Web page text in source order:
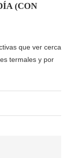
(CON
que ver cerca
termales y por